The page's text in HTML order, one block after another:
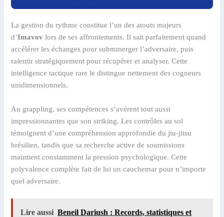
La gestion du rythme constitue l’un des atouts majeurs
d’Imavov lors de ses affrontements. Il sait parfaitement quand
accélérer les échanges pour submmerger l’adversaire, puis
ralentir stratégiquement pour récupérer et analyser. Cette
intelligence tactique rare le distingue nettement des cogneurs
unidimensionnels.
Au grappling, ses compétences s’avèrent tout aussi
impressionnantes que son striking. Les contrôles au sol
témoignent d’une compréhension approfondie du jiu-jitsu
brésilien, tandis que sa recherche active de soumissions
maintient constamment la pression psychologique. Cette
polyvalence complète fait de lui un cauchemar pour n’importe
quel adversaire.
Lire aussi Beneil Dariush : Records, statistiques et